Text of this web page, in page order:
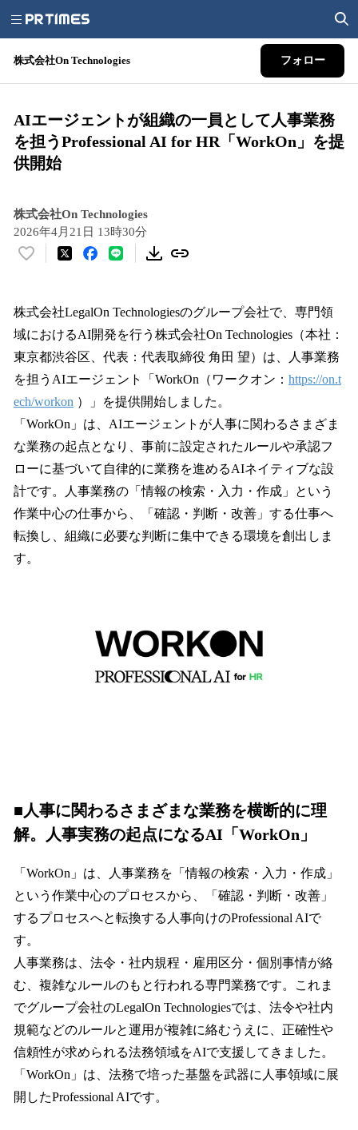
株式会社On Technologies フォロー
AIエージェントが組織の一員として人事業務
を担うProfessional AI for HR「WorkOn」を提
供開始
株式会社On Technologies
2026年4月21日 13時30分
い
！
数
を
読
み
込
み
中
で
株式会社LegalOn Technologiesのグループ会社で、専門領
域におけるAI開発を行う株式会社On Technologies（本社：
東京都渋谷区、代表：代表取締役 角田 望）は、人事業務
を担うAIエージェント「WorkOn（ワークオン： https://on.t
ech/workon ）」を提供開始しました。
「WorkOn」は、AIエージェントが人事に関わるさまざま
な業務の起点となり、事前に設定されたルールや承認フ
ローに基づいて自律的に業務を進めるAIネイティブな設
計です。人事業務の「情報の検索・入力・作成」という
作業中心の仕事から、「確認・判断・改善」する仕事へ
転換し、組織に必要な判断に集中できる環境を創出しま
す。
■人事に関わるさまざまな業務を横断的に理
解。人事実務の起点になるAI「WorkOn」
「WorkOn」は、人事業務を「情報の検索・入力・作成」
という作業中心のプロセスから、「確認・判断・改善」
するプロセスへと転換する人事向けのProfessional AIで
す。
人事業務は、法令・社内規程・雇用区分・個別事情が絡
む、複雑なルールのもと行われる専門業務です。これま
でグループ会社のLegalOn Technologiesでは、法令や社内
規範などのルールと運用が複雑に絡むうえに、正確性や
信頼性が求められる法務領域をAIで支援してきました。
「WorkOn」は、法務で培った基盤を武器に人事領域に展
開したProfessional AIです。